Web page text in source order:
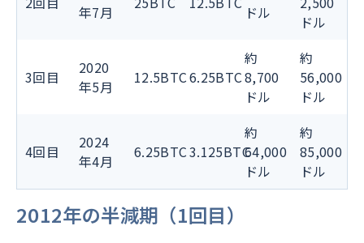
年7月
ドル
ドル
3回目
2020
年5月
12.5BTC6.25BTC
約
8,700
ドル
約
56,000
ドル
4回目
2024
年4月
6.25BTC3.125BTC
約
64,000
ドル
約
85,000
ドル
2012年の半減期（1回目）